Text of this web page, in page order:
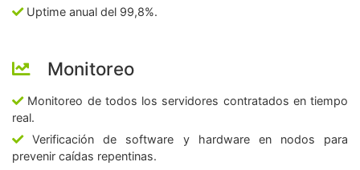
Uptime anual del 99,8%.
Monitoreo
Monitoreo de todos los servidores contratados en tiempo
real.
Verificación de software y hardware en nodos para
prevenir caídas repentinas.